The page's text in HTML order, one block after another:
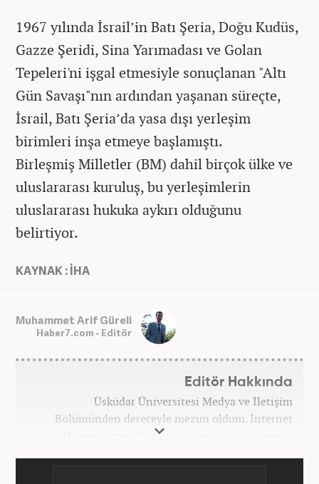
1967 yılında İsrail’in Batı Şeria, Doğu Kudüs,
Gazze Şeridi, Sina Yarımadası ve Golan
Tepeleri'ni işgal etmesiyle sonuçlanan "Altı
Gün Savaşı"nın ardından yaşanan süreçte,
İsrail, Batı Şeria’da yasa dışı yerleşim
birimleri inşa etmeye başlamıştı.
Birleşmiş Milletler (BM) dahil birçok ülke ve
uluslararası kuruluş, bu yerleşimlerin
uluslararası hukuka aykırı olduğunu
belirtiyor.
KAYNAK : İHA
Muhammet Arif Güreli
Haber7.com - Editör
Editör Hakkında
Üsküdar Üniversitesi Medya ve İletişim
Bölümünden dereceyle mezun oldum. İnternet
Haberciliğine ilk olarak üniversite sıralarında